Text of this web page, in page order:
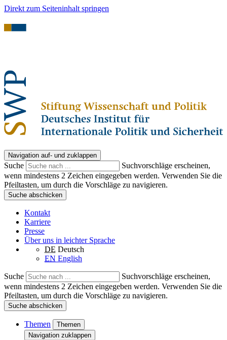
Direkt zum Seiteninhalt springen
Navigation auf- und zuklappen
Suche
Suchvorschläge erscheinen,
wenn mindestens 2 Zeichen eingegeben werden. Verwenden Sie die
Pfeiltasten, um durch die Vorschläge zu navigieren.
Suche abschicken
Kontakt
Karriere
Presse
Über uns in leichter Sprache
DE Deutsch
EN English
Suche
Suchvorschläge erscheinen,
wenn mindestens 2 Zeichen eingegeben werden. Verwenden Sie die
Pfeiltasten, um durch die Vorschläge zu navigieren.
Suche abschicken
Themen
Themen
Navigation zuklappen